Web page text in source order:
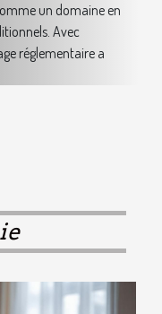
un domaine en
Avec
réglementaire a